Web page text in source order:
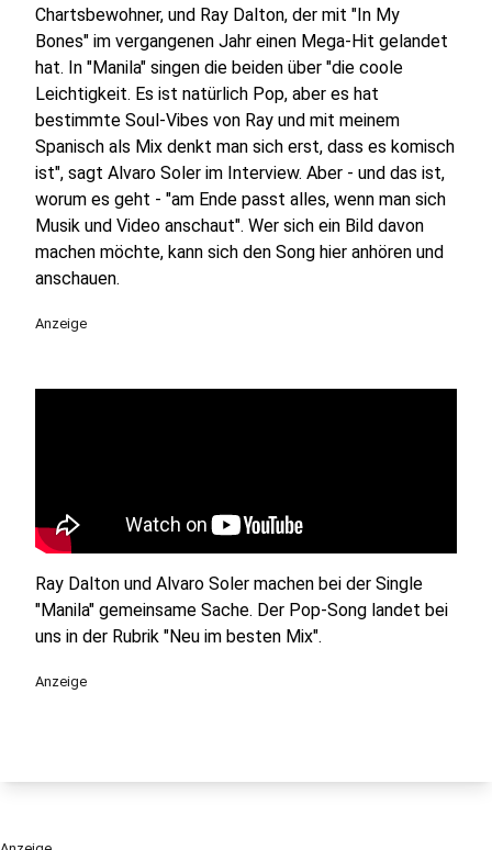
Chartsbewohner, und Ray Dalton, der mit "In My
Bones" im vergangenen Jahr einen Mega-Hit gelandet
hat. In "Manila" singen die beiden über "die coole
Leichtigkeit. Es ist natürlich Pop, aber es hat
bestimmte Soul-Vibes von Ray und mit meinem
Spanisch als Mix denkt man sich erst, dass es komisch
ist", sagt Alvaro Soler im Interview. Aber - und das ist,
worum es geht - "am Ende passt alles, wenn man sich
Musik und Video anschaut". Wer sich ein Bild davon
machen möchte, kann sich den Song hier anhören und
anschauen.
Anzeige
Ray Dalton und Alvaro Soler machen bei der Single
"Manila" gemeinsame Sache. Der Pop-Song landet bei
uns in der Rubrik "Neu im besten Mix".
Anzeige